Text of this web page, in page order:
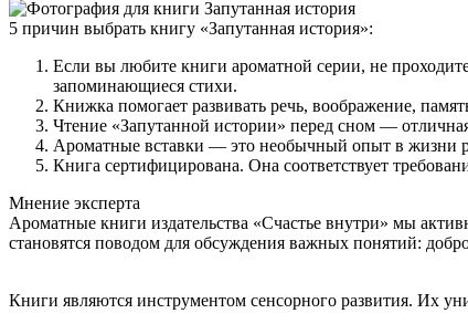
5 причин выбрать книгу «Запутанная история»:
Если вы любите книги ароматной серии, не
запоминающиеся стихи.
Книжка помогает развивать речь, воображение,
Чтение «Запутанной истории» перед сном —
Ароматные вставки — это необычный опыт в жизни
Книга сертифицирована. Она соответствует
Мнение эксперта
Ароматные книги издательства «Счастье внутри» мы
становятся поводом для обсуждения важных понятий:
Книги являются инструментом сенсорного развития. Их